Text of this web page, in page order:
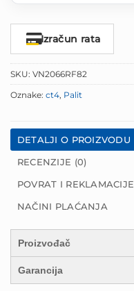
Izračun rata
SKU: VN2066RF82
Oznake: ct4, Palit
DETALJI O PROIZVODU
RECENZIJE (0)
POVRAT I REKLAMACIJE
NAČINI PLAĆANJA
Proizvođač
Garancija